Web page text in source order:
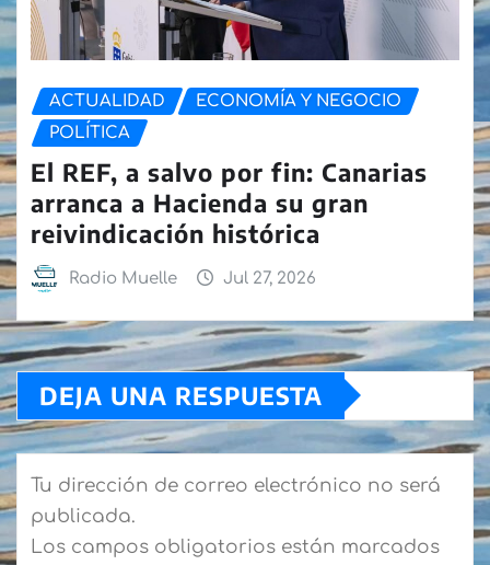
ACTUALIDAD
ECONOMÍA Y NEGOCIO
POLÍTICA
El REF, a salvo por fin: Canarias
arranca a Hacienda su gran
reivindicación histórica
Radio Muelle Jul 27, 2026
DEJA UNA RESPUESTA
Tu dirección de correo electrónico no será
publicada.
Los campos obligatorios están marcados